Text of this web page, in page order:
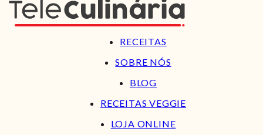
RECEITAS
SOBRE NÓS
BLOG
RECEITAS VEGGIE
LOJA ONLINE